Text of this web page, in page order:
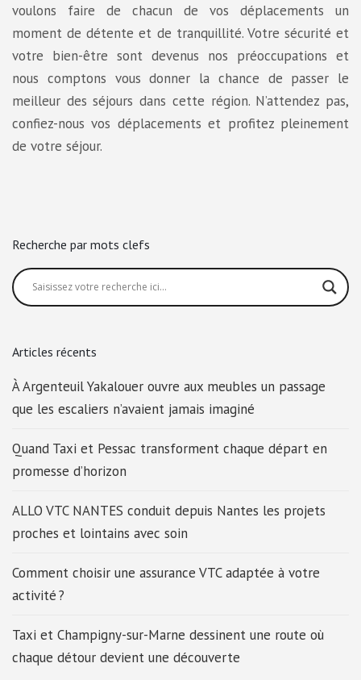
voulons faire de chacun de vos déplacements un
moment de détente et de tranquillité. Votre sécurité et
votre bien-être sont devenus nos préoccupations et
nous comptons vous donner la chance de passer le
meilleur des séjours dans cette région. N’attendez pas,
confiez-nous vos déplacements et profitez pleinement
de votre séjour.
Recherche par mots clefs
Articles récents
À Argenteuil Yakalouer ouvre aux meubles un passage
que les escaliers n’avaient jamais imaginé
Quand Taxi et Pessac transforment chaque départ en
promesse d’horizon
ALLO VTC NANTES conduit depuis Nantes les projets
proches et lointains avec soin
Comment choisir une assurance VTC adaptée à votre
activité ?
Taxi et Champigny-sur-Marne dessinent une route où
chaque détour devient une découverte